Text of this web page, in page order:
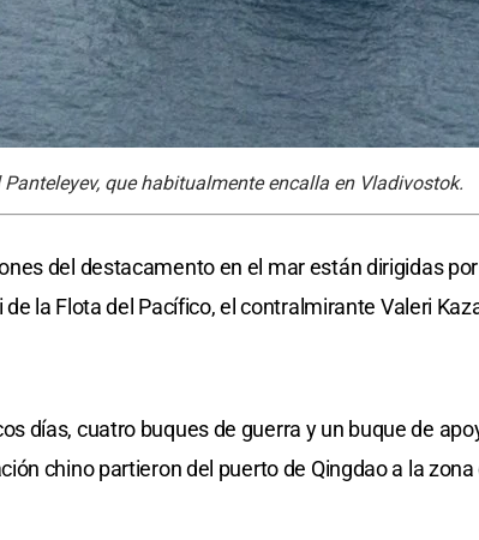
que habitualmente encalla en Vladivostok.
del destacamento en el mar están dirigidas
de la Flota del Pacífico, el contralmirante Valeri
días, cuatro buques de guerra y un buque de
chino partieron del puerto de Qingdao a la